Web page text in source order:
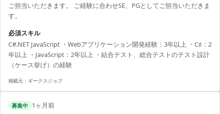
ご担当いただきます。 ご経験に合わせSE、PGとしてご担当いただきま
す。
必須スキル
C#.NET JavaScript ・Webアプリケーション開発経験：3年以上 ・C♯：2
年以上 ・JavaScript：2年以上 ・結合テスト、総合テストのテスト設計
（ケース挙げ）の経験
掲載元： ギークスジョブ
募集中 1ヶ月前